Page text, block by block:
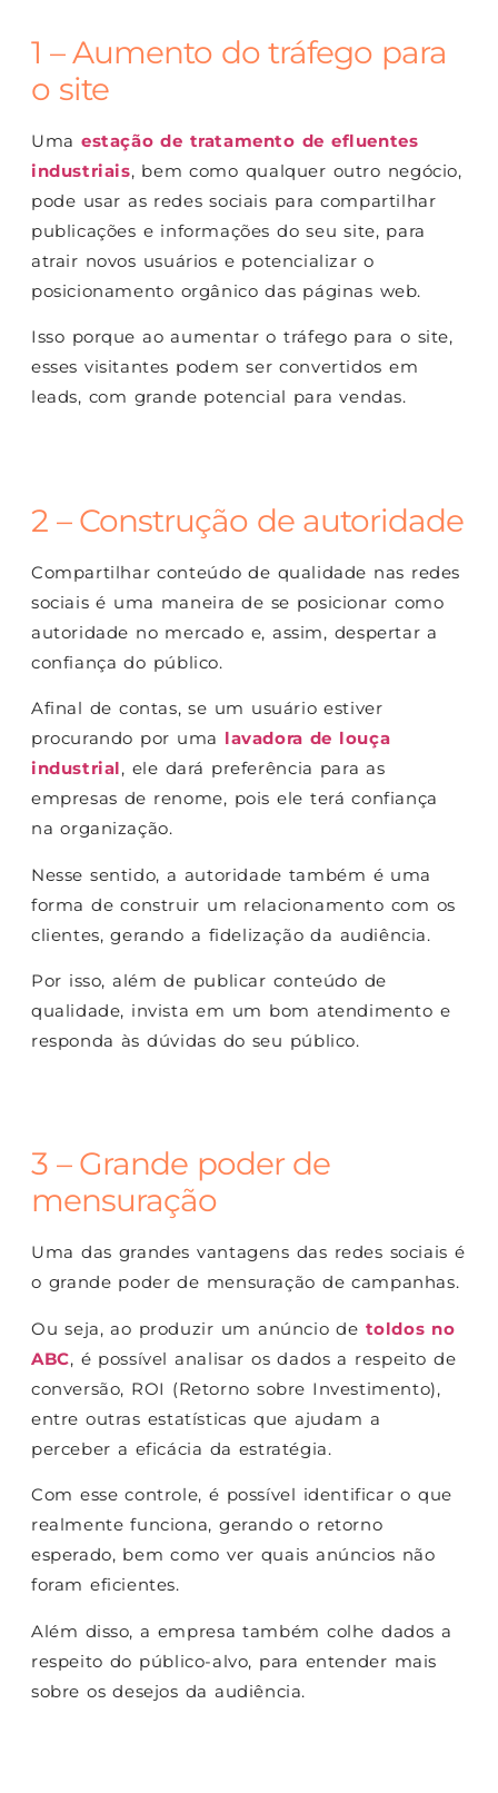
1 – Aumento do tráfego para
o site
Uma estação de tratamento de efluentes
industriais, bem como qualquer outro negócio,
pode usar as redes sociais para compartilhar
publicações e informações do seu site, para
atrair novos usuários e potencializar o
posicionamento orgânico das páginas web.
Isso porque ao aumentar o tráfego para o site,
esses visitantes podem ser convertidos em
leads, com grande potencial para vendas.
2 – Construção de autoridade
Compartilhar conteúdo de qualidade nas redes
sociais é uma maneira de se posicionar como
autoridade no mercado e, assim, despertar a
confiança do público.
Afinal de contas, se um usuário estiver
procurando por uma lavadora de louça
industrial, ele dará preferência para as
empresas de renome, pois ele terá confiança
na organização.
Nesse sentido, a autoridade também é uma
forma de construir um relacionamento com os
clientes, gerando a fidelização da audiência.
Por isso, além de publicar conteúdo de
qualidade, invista em um bom atendimento e
responda às dúvidas do seu público.
3 – Grande poder de
mensuração
Uma das grandes vantagens das redes sociais é
o grande poder de mensuração de campanhas.
Ou seja, ao produzir um anúncio de toldos no
ABC, é possível analisar os dados a respeito de
conversão, ROI (Retorno sobre Investimento),
entre outras estatísticas que ajudam a
perceber a eficácia da estratégia.
Com esse controle, é possível identificar o que
realmente funciona, gerando o retorno
esperado, bem como ver quais anúncios não
foram eficientes.
Além disso, a empresa também colhe dados a
respeito do público-alvo, para entender mais
sobre os desejos da audiência.